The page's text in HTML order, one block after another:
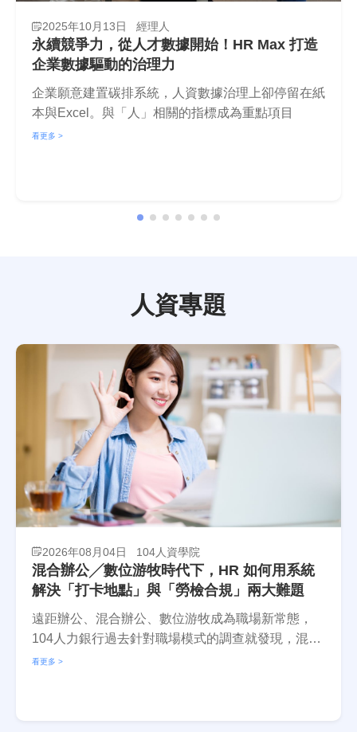
2025年10月13日 經理人
永續競爭力，從人才數據開始！HR Max 打造
企業數據驅動的治理力
企業願意建置碳排系統，人資數據治理上卻停留在紙
本與Excel。與「人」相關的指標成為重點項目
看更多 >
人資專題
2026年08月04日 104人資學院
混合辦公╱數位游牧時代下，HR 如何用系統
解決「打卡地點」與「勞檢合規」兩大難題
遠距辦公、混合辦公、數位游牧成為職場新常態，
104人力銀行過去針對職場模式的調查就發現，混合
辦公比例在疫情之...閱讀全文
看更多 >